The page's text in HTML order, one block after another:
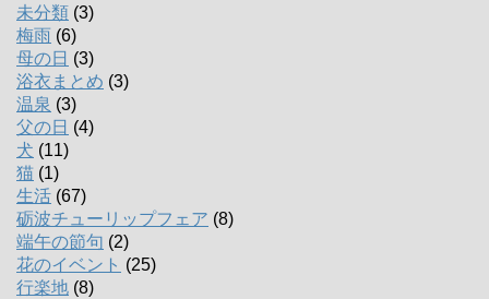
未分類 (3)
梅雨 (6)
母の日 (3)
浴衣まとめ (3)
温泉 (3)
父の日 (4)
犬 (11)
猫 (1)
生活 (67)
砺波チューリップフェア (8)
端午の節句 (2)
花のイベント (25)
行楽地 (8)